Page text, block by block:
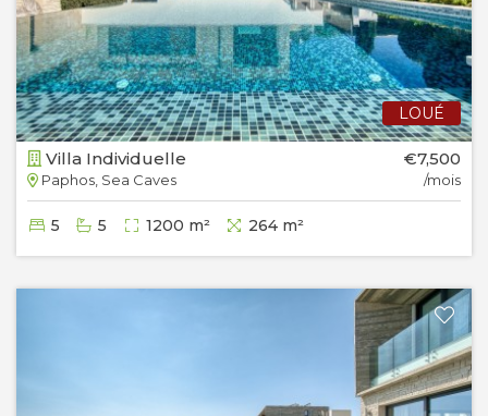
LOUÉ
Villa Individuelle
Paphos, Sea Caves
€7,500
/mois
5 5 1200 m² 264 m²